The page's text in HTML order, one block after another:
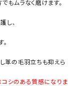
もムラなく磨けます。
し、
革の毛羽立ちも抑えら
シのある質感になりま